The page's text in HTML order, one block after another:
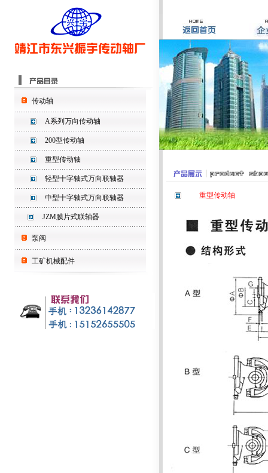
传动轴
A系列万向传动轴
200型传动轴
重型传动轴
轻型十字轴式万向联轴器
中型十字轴式万向联轴器
JZM膜片式联轴器
泵阀
工矿机械配件
重型传动轴